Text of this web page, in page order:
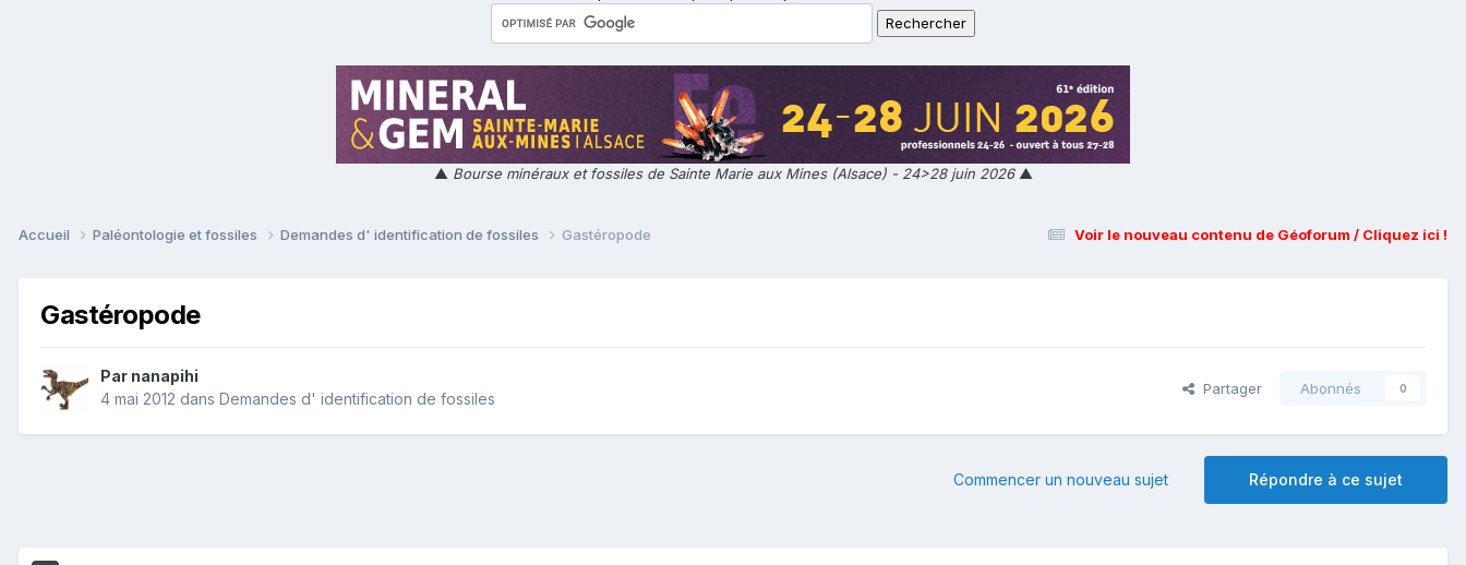
▲ Bourse minéraux et fossiles de Sainte Marie aux Mines (Alsace) - 24>28 juin 2026▲
Voir le nouveau contenu de Géoforum / Cliquez ici !
Accueil Paléontologie et fossiles Demandes d' identification de fossiles Gastéropode
Gastéropode
Par nanapihi
4 mai 2012 dans Demandes d' identification de fossiles
Partager Abonnés 0
Répondre à ce sujet
Commencer un nouveau sujet